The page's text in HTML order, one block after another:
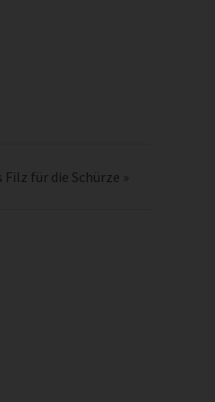
für die Schürze »